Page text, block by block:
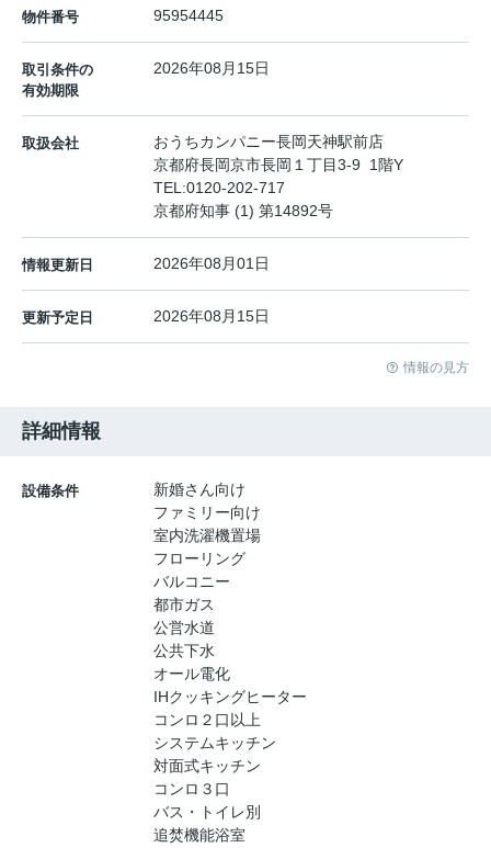
物件番号 95954445
取引条件の
有効期限
2026年08月15日
取扱会社
おうちカンパニー長岡天神駅前店
京都府長岡京市長岡１丁目3-9 1階Y
TEL:0120-202-717
京都府知事 (1) 第14892号
情報更新日 2026年08月01日
更新予定日 2026年08月15日
情報の見方
詳細情報
設備条件
新婚さん向け
ファミリー向け
室内洗濯機置場
フローリング
バルコニー
都市ガス
公営水道
公共下水
オール電化
IHクッキングヒーター
コンロ２口以上
システムキッチン
対面式キッチン
コンロ３口
バス・トイレ別
追焚機能浴室